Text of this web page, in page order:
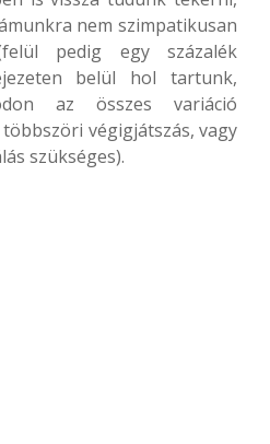
nem szimpatikusan
pedig egy százalék
belül hol tartunk,
az összes variáció
végigjátszás, vagy
szükséges).